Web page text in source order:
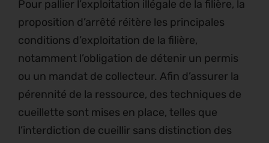
Pour pallier l’exploitation illégale de la filière, la
proposition d’arrêté réitère les principales
conditions d’exploitation de la filière,
notamment l’obligation de détenir un permis
ou un mandat de collecteur. Afin d’assurer la
pérennité de la ressource, des techniques de
cueillette sont mises en place, telles que
l’interdiction de cueillir sans distinction des